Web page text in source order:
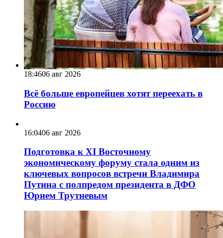
18:4606 авг 2026
Всё больше европейцев хотят переехать в
Россию
16:0406 авг 2026
Подготовка к XI Восточному
экономическому форуму стала одним из
ключевых вопросов встречи Владимира
Путина с полпредом президента в ДФО
Юрием Трутневым